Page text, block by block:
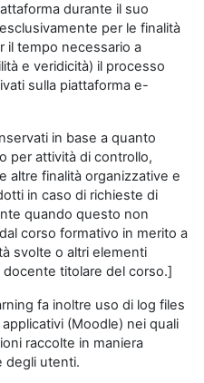
durante il suo
per le finalità
il tempo necessario a
e veridicità) il processo
sulla piattaforma e-
in base a quanto
per attività di controllo,
altre finalità organizzative e
in caso di richieste di
quando questo non
corso formativo in merito a
svolte o altri elementi
titolare del corso.]
fa inoltre uso di log files
(Moodle) nei quali
raccolte in maniera
degli utenti.